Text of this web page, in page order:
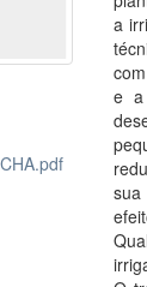
a
e a
sua